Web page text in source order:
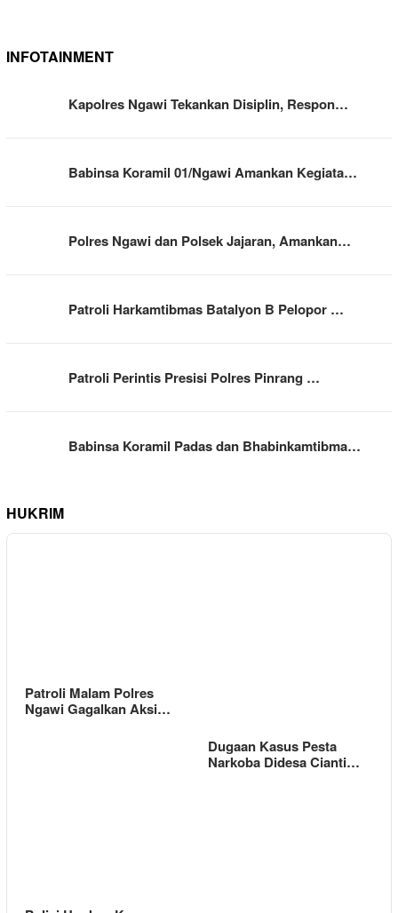
INFOTAINMENT
Kapolres Ngawi Tekankan Disiplin, Respon…
Babinsa Koramil 01/Ngawi Amankan Kegiata…
Polres Ngawi dan Polsek Jajaran, Amankan…
Patroli Harkamtibmas Batalyon B Pelopor …
Patroli Perintis Presisi Polres Pinrang …
Babinsa Koramil Padas dan Bhabinkamtibma…
HUKRIM
Patroli Malam Polres
Ngawi Gagalkan Aksi…
Dugaan Kasus Pesta
Narkoba Didesa Cianti…